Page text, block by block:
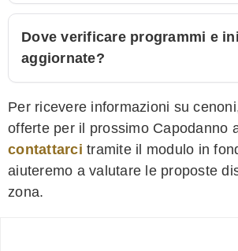
Dove verificare programmi e
aggiornate?
Per ricevere informazioni su
offerte per il prossimo Capodanno
contattarci tramite il modulo in
aiuteremo a valutare le proposte
zona.